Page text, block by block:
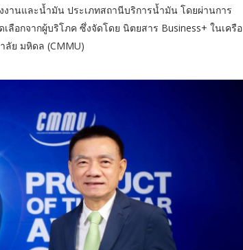
านและน้ำมัน ประเภทสถานีบริการน้ำมัน โดยผ่านการ
อกจากผู้บริโภค ซึ่งจัดโดย นิตยสาร Business+ ในเครือ
ลัย มหิดล (CMMU)